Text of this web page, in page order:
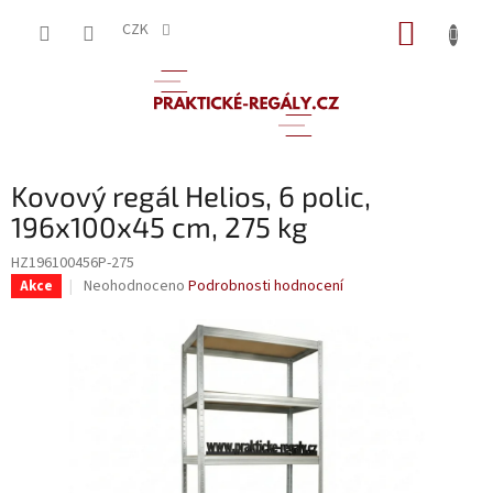
CZK
Kovový regál Helios, 6 polic,
196x100x45 cm, 275 kg
HZ196100456P-275
Akce
Průměrné
Neohodnoceno Podrobnosti hodnocení